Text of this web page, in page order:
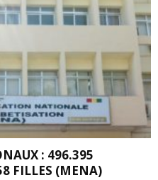
: 496.395
FILLES (MENA)